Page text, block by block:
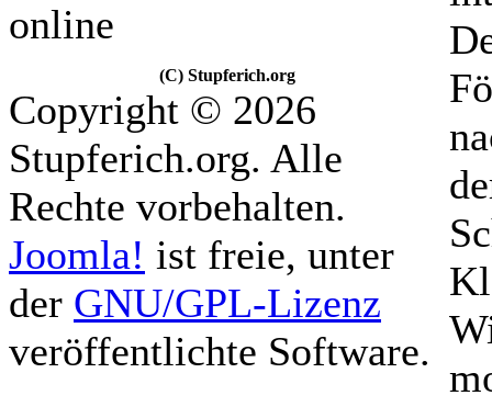
online
(C) Stupferich.org
Copyright © 2026
Stupferich.org. Alle
Rechte vorbehalten.
Joomla! ist freie, unter
der GNU/GPL-Lizenz
veröffentlichte Software.